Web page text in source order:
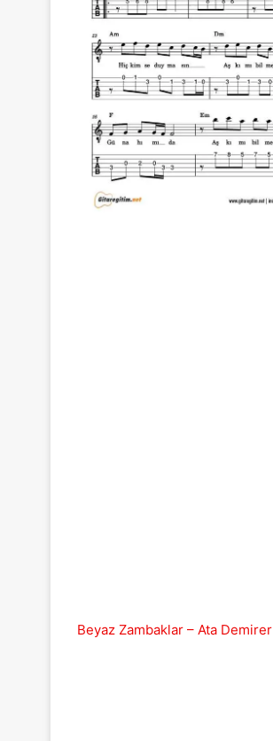
Beyaz Zambaklar – Ata Demirer